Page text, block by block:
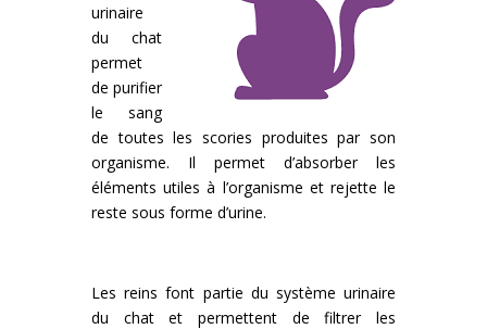
urinaire
du chat
permet
de purifier
le sang
de toutes les scories produites par son
organisme. Il permet d’absorber les
éléments utiles à l’organisme et rejette le
reste sous forme d’urine.
Les reins font partie du système urinaire
du chat et permettent de filtrer les